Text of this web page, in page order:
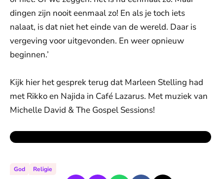
dingen zijn nooit eenmaal zo! En als je toch iets
nalaat, is dat niet het einde van de wereld. Daar is
vergeving voor uitgevonden. En weer opnieuw
beginnen.’
Kijk hier het gesprek terug dat Marleen Stelling had
met Rikko en Najida in Café Lazarus. Met muziek van
Michelle David & The Gospel Sessions!
God Religie